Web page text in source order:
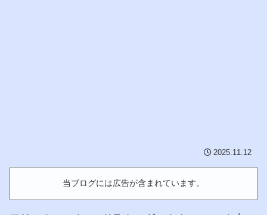
2025.11.12
当ブログには広告が含まれています。